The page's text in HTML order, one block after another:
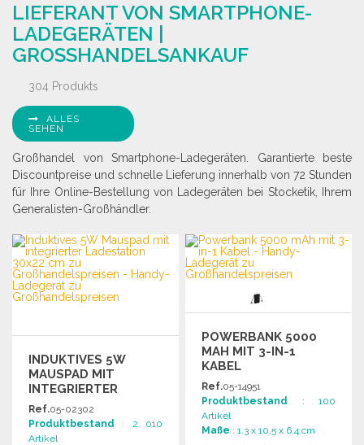
Angebot anfordern
LIEFERANT VON SMARTPHONE-
LADEGERÄTEN |
GROSSHANDELSANKAUF
304 Produkts
ALLES
SEHEN
Großhandel von Smartphone-Ladegeräten. Garantierte beste
Discountpreise und schnelle Lieferung innerhalb von 72 Stunden
für Ihre Online-Bestellung von Ladegeräten bei Stocketik, Ihrem
Generalisten-Großhändler.
INDUKTIVES 5W
MAUSPAD MIT
INTEGRIERTER
LADESTATION 30X22
CM
Ref.05-02302
Produktbestand : 2 010
Artikel
POWERBANK 5000
MAH MIT 3-IN-1
KABEL
Ref.05-14951
Produktbestand : 100
Artikel
Maße : 1.3 x 10.5 x 6.4 cm